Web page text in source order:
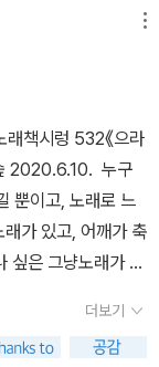
책시렁 532《으라
2020.6.10. 누구
뿐이고, 노래로 느
가 있고, 어깨가 축
싶은 그냥노래가 있
노래이든 안 대수
히 옮기기에 노래
더보기